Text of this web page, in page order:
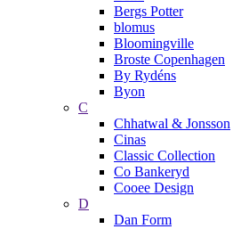
Bergs Potter
blomus
Bloomingville
Broste Copenhagen
By Rydéns
Byon
C
Chhatwal & Jonsson
Cinas
Classic Collection
Co Bankeryd
Cooee Design
D
Dan Form